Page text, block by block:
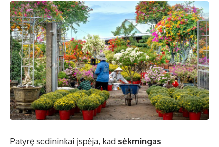
Patyrę sodininkai įspėja, kad sėkmingas